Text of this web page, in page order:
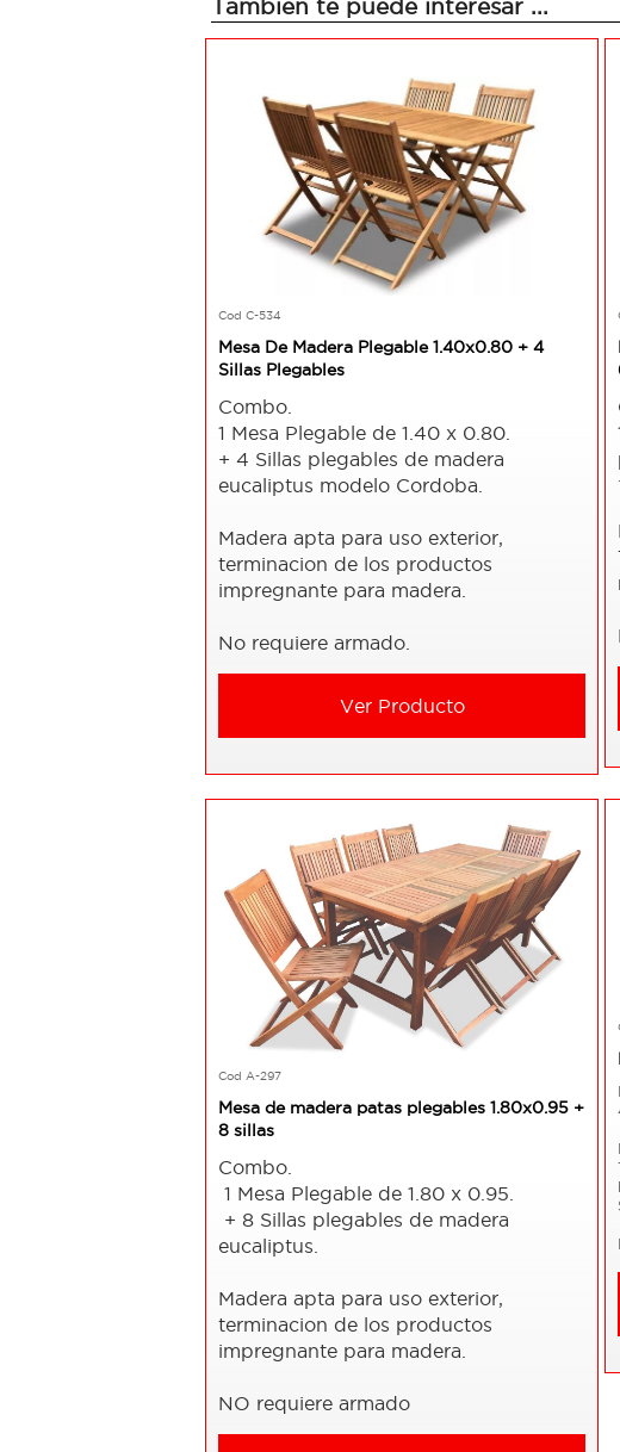
Tambien te puede interesar ...
Cod C-534
Mesa De Madera Plegable 1.40x0.80 + 4
Sillas Plegables
Combo.
1 Mesa Plegable de 1.40 x 0.80.
+ 4 Sillas plegables de madera
eucaliptus modelo Cordoba.
Madera apta para uso exterior,
terminacion de los productos
impregnante para madera.
No requiere armado.
Ver Producto
Cod A-297
Mesa de madera patas plegables 1.80x0.95 +
8 sillas
Combo.
1 Mesa Plegable de 1.80 x 0.95.
+ 8 Sillas plegables de madera
eucaliptus.
Madera apta para uso exterior,
terminacion de los productos
impregnante para madera.
NO requiere armado